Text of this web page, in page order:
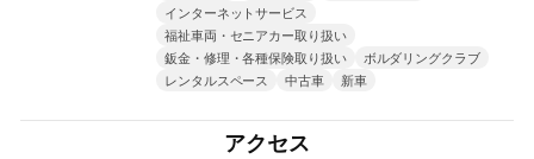
インターネットサービス
福祉車両・セニアカー取り扱い
鈑金・修理・各種保険取り扱い
ボルダリングクラブ
レンタルスペース
中古車 新車
アクセス